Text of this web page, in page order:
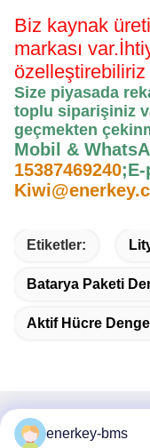
Biz kaynak
markası var.
Size piyasada
toplu siparişiniz
geçmekten
Mobil &
15387469240;
Etiketler:
Batarya Paketi
Aktif Hücre
Hızlı iletişim
enerkey-bms